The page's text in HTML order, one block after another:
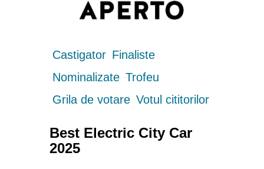
Castigator Finaliste
Nominalizate Trofeu
Grila de votare Votul cititorilor
Best Electric City Car
2025